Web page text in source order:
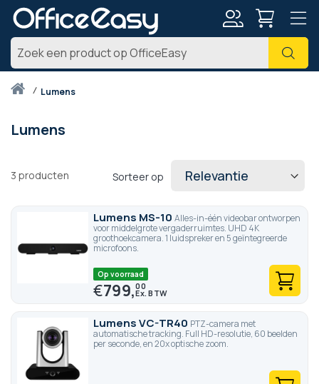
Zoek
Thuislumens
Lumens
3 producten Sorteer op
Lumens MS-10 Alles-in-één videobar ontworpen
voor middelgrote vergaderruimtes. UHD 4K
groothoekcamera. 1 luidspreker en 5 geïntegreerde
microfoons.
Op voorraad
€799,00
Lumens VC-TR40 PTZ-camera met
automatische tracking. Full HD-resolutie, 60 beelden
per seconde, en 20x optische zoom.